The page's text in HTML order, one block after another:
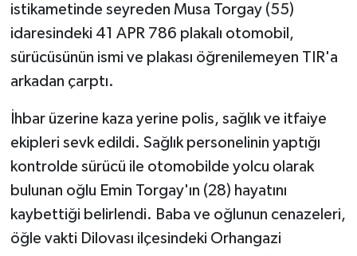
istikametinde seyreden Musa Torgay (55)
idaresindeki 41 APR 786 plakalı otomobil,
sürücüsünün ismi ve plakası öğrenilemeyen TIR'a
arkadan çarptı.
İhbar üzerine kaza yerine polis, sağlık ve itfaiye
ekipleri sevk edildi. Sağlık personelinin yaptığı
kontrolde sürücü ile otomobilde yolcu olarak
bulunan oğlu Emin Torgay'ın (28) hayatını
kaybettiği belirlendi. Baba ve oğlunun cenazeleri,
öğle vakti Dilovası ilçesindeki Orhangazi